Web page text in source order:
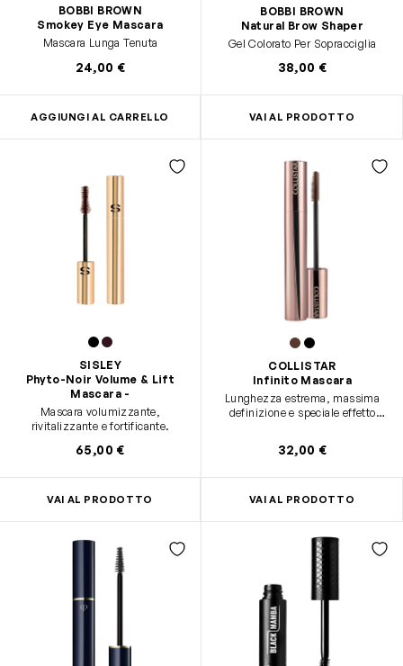
BOBBI BROWN
Smokey Eye Mascara
Mascara Lunga Tenuta
24,00 €
AGGIUNGI AL CARRELLO
BOBBI BROWN
Natural Brow Shaper
Gel Colorato Per Sopracciglia
38,00 €
VAI AL PRODOTTO
SISLEY
Phyto-Noir Volume & Lift
Mascara -
Mascara volumizzante,
rivitalizzante e fortificante.
65,00 €
VAI AL PRODOTTO
COLLISTAR
Infinito Mascara
Lunghezza estrema, massima
definizione e speciale effetto
32,00 €
VAI AL PRODOTTO